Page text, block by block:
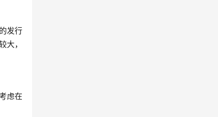
发行
大，
虑在